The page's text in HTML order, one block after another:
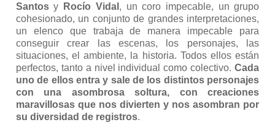
Santosy Rocío Vidal , un coro impecable, un grupo
cohesionado, un conjunto de grandes interpretaciones,
un elenco que trabaja de manera impecable para
conseguir crear las escenas, los personajes, las
situaciones, el ambiente, la historia. Todos ellos están
perfectos, tanto a nivel individual como colectivo.Cada
uno de ellos entra y sale de los distintos personajes
con una asombrosa soltura, con creaciones
maravillosas que nos divierten y nos asombran por
su diversidad de registros.